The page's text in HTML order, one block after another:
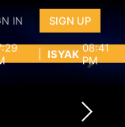
IN SIGN UP
ISYAK 08:41
PM